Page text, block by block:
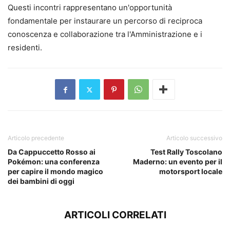
Questi incontri rappresentano un'opportunità
fondamentale per instaurare un percorso di reciproca
conoscenza e collaborazione tra l'Amministrazione e i
residenti.
Articolo precedente
Da Cappuccetto Rosso ai
Pokémon: una conferenza
per capire il mondo magico
dei bambini di oggi
Articolo successivo
Test Rally Toscolano
Maderno: un evento per il
motorsport locale
ARTICOLI CORRELATI